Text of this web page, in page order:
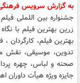
به گزارش سرویس
جشنواره بین اللملی
بهترین فیلم، کارگردان
تدوین، موسیقی، نقش
صحنه و لباس، چهره
جایزه ویژه هیأت داوران